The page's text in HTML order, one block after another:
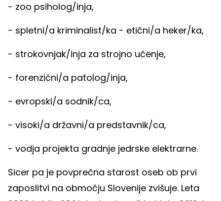
- zoo psiholog/inja,
- spletni/a kriminalist/ka - etični/a heker/ka,
- strokovnjak/inja za strojno učenje,
- forenzični/a patolog/inja,
- evropski/a sodnik/ca,
- visoki/a državni/a predstavnik/ca,
- vodja projekta gradnje jedrske elektrarne.
Sicer pa je povprečna starost oseb ob prvi
zaposlitvi na območju Slovenije zvišuje. Leta